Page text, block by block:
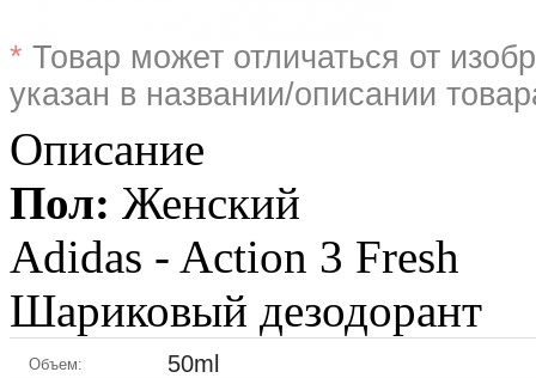
* Товар может отличаться от
указан в названии/описании
Описание
Пол: Женский
Adidas - Action 3 Fresh
Шариковый дезодорант
Объем: 50ml